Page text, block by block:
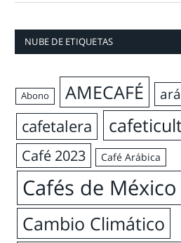
NUBE DE ETIQUETAS
Abono AMECAFÉ
cafetalera
Café 2023 Café Arábica
Cafés de México
Cambio Climático